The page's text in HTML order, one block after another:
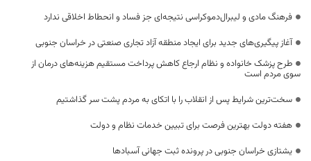
فرهنگ مادی و لیبرال‌دموکراسی نتیجه‌ای جز فساد و انحطاط اخلاقی ندارد
آغاز پیگیری‌های جدید برای ایجاد منطقه آزاد تجاری صنعتی در خراسان جنوبی
طرح پزشک خانواده و نظام ارجاع کاهش پرداخت مستقیم هزینه‌های درمان از
سوی مردم است
سخت‌ترین شرایط پس از انقلاب را با اتکای به مردم پشت سر گذاشتیم
هفته دولت بهترین فرصت برای تبیین خدمات نظام و دولت
یشتازی خراسان جنوبی در پرونده ثبت جهانی آسبادها